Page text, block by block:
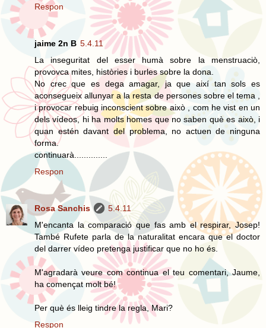
Respon
jaime 2n B 5.4.11
La inseguritat del esser humà sobre la menstruaciò,
provovca mites, històries i burles sobre la dona.
No crec que es dega amagar, ja que així tan sols es
aconsegueix allunyar a la resta de persones sobre el tema ,
i provocar rebuig inconscient sobre això , com he vist en un
dels vídeos, hi ha molts homes que no saben què es això, i
quan estén davant del problema, no actuen de ninguna
forma.
continuarà..............
Respon
Rosa Sanchis
5.4.11
M'encanta la comparació que fas amb el respirar, Josep!
També Rufete parla de la naturalitat encara que el doctor
del darrer vídeo pretenga justificar que no ho és.
M'agradarà veure com continua el teu comentari, Jaume,
ha començat molt bé!
Per què és lleig tindre la regla, Mari?
Respon